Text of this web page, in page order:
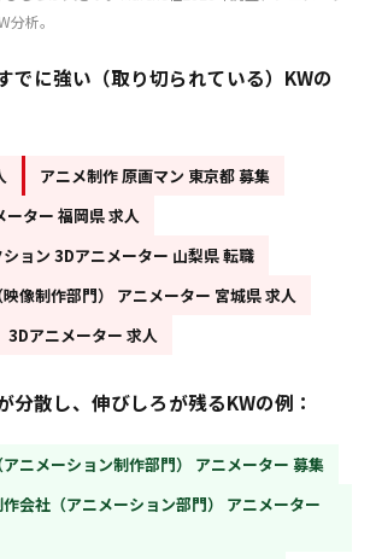
析。
でに強い（取り切られている）KWの
アニメ制作 原画マン 東京都 募集
ーター 福岡県 求人
ョン 3Dアニメーター 山梨県 転職
像制作部門） アニメーター 宮城県 求人
3Dアニメーター 求人
分散し、伸びしろが残るKWの例：
ニメーション制作部門） アニメーター 募集
会社（アニメーション部門） アニメーター